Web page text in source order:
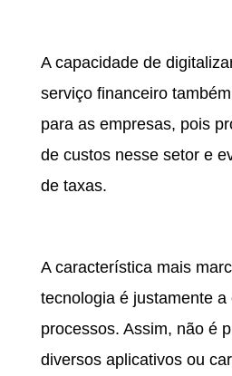
A capacidade de
serviço financeiro
para as empresas, pois
de custos nesse setor e
de taxas.
A característica mais
tecnologia é justamente a
processos. Assim, não é
diversos aplicativos ou